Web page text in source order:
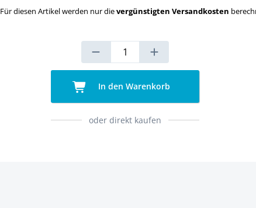
Für diesen Artikel werden nur dievergünstigten Versandkosten
In den Warenkorb
oder direkt kaufen